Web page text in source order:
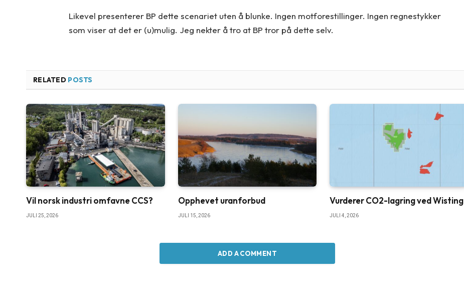
Likevel presenterer BP dette scenariet uten å blunke. Ingen motforestillinger. Ingen regnestykker
som viser at det er (u)mulig. Jeg nekter å tro at BP tror på dette selv.
RELATED POSTS
Vil norsk industri omfavne CCS?
JULI 25, 2026
Opphevet uranforbud
JULI 15, 2026
Vurderer CO2-lagring ved Wisting
JULI 4, 2026
ADD A COMMENT